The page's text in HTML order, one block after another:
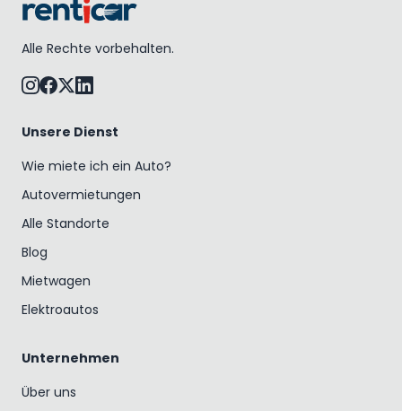
Alle Rechte vorbehalten.
Unsere Dienst
Wie miete ich ein Auto?
Autovermietungen
Alle Standorte
Blog
Mietwagen
Elektroautos
Unternehmen
Über uns